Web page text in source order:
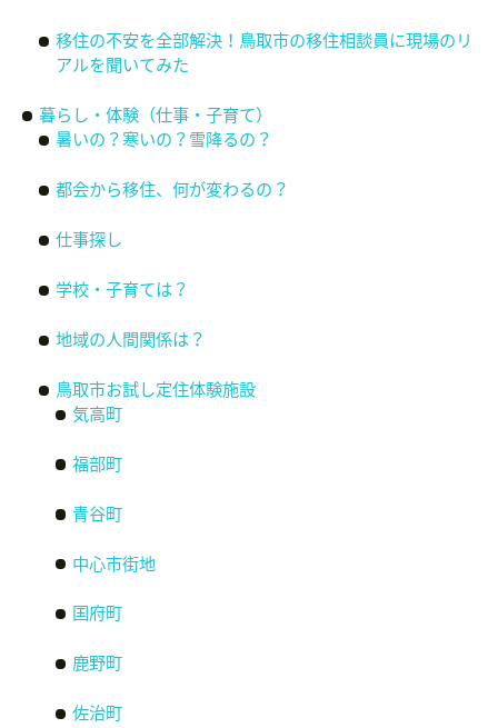
移住の不安を全部解決！鳥取市の移住相談員に現場のリ
アルを聞いてみた
暮らし・体験（仕事・子育て）
暑いの？寒いの？雪降るの？
都会から移住、何が変わるの？
仕事探し
学校・子育ては？
地域の人間関係は？
鳥取市お試し定住体験施設
気高町
福部町
青谷町
中心市街地
国府町
鹿野町
佐治町